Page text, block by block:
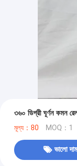
৩৬০ ডিগ্রী ঘূর্ণন কমন
মূল্য：80 MOQ：1
ভালো দাম